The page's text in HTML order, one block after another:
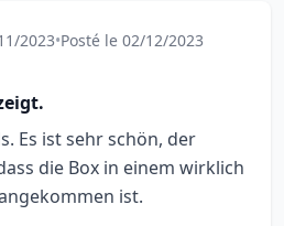
2023•Posté le 02/12/2023
Es ist sehr schön, der
die Box in einem wirklich
ist.